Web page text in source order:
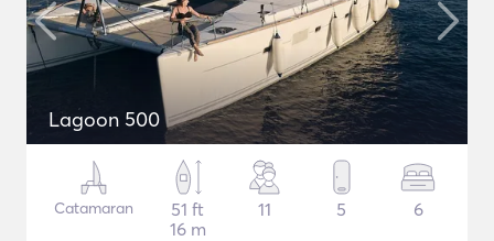
Lagoon 500
Catamaran
51 ft
16 m
11 5 6